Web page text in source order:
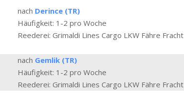
nach Derince (TR)
Häufigkeit: 1-2 pro Woche
Reederei: Grimaldi Lines Cargo LKW Fähre Fracht
nach Gemlik (TR)
Häufigkeit: 1-2 pro Woche
Reederei: Grimaldi Lines Cargo LKW Fähre Fracht